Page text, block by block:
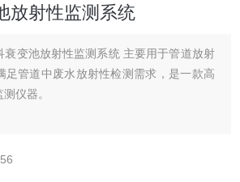
放射性监测系统
衰变池放射性监测系统 主要用于管道放射
足管道中废水放射性检测需求，是一款高
仪器。